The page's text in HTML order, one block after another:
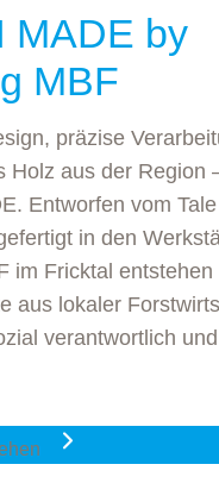
MADE by
MBF
präzise
Holz aus der Region
Entworfen vom
in den
im Fricktal
aus lokaler
verantwortlich